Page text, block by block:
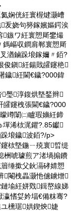
娴侊紝寰楃煡灏嶆
叐娆句簩鎵嬪嫗鍔涘
鏃ワ紝寰愬厛鐢熶
鎷嶇収鐧肩郸寰愬厛
湭鏀跺埌鎵嬭〃銆?
俊鎭紝鍚戝皬鑳栬
鐬紝閫€鐬?000鍏
璺淳鍑烘墍鍫辫
皬鑳栧張閫€鐬?000
竴闈㈡矑瑕嬶紝鍗
墠浠栨浘鑺?.85钀
埌鐬波銆?/p>
栨墍鍦ㄧ殑寰晢缇
栦唬璩煎ア渚堝搧鐨
缍撳父鈥滆硣婧愬
閹栧畾灏忚儢鐪熷
堬紝姘戣鍓嶅線娣
愭姇妗堛€備粖骞?
櫄琚娂鍥炴婕